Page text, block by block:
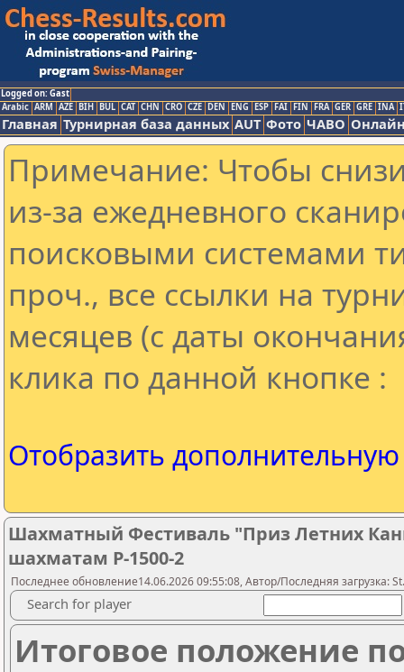
Logged on: Gast
Arabic ARM AZE BIH BUL CAT CHN CRO CZE DEN ENG ESP FAI FIN FRA GER GRE INA
Главная Турнирная база данных AUT Фото ЧАВО
Примечание: Чтобы
из-за ежедневного
поисковыми системами
проч., все ссылки на
месяцев (с даты
клика по данной кнопке :
Отобразить
Шахматный Фестиваль "Приз Летних
шахматам Р-1500-2
Последнее обновление14.06.2026 09:55:08, Автор/Последняя загрузка:
Search for player
Итоговое положение